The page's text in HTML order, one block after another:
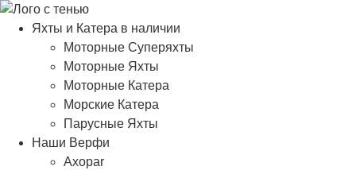
Яхты и Катера в наличии
Моторные Суперяхты
Моторные Яхты
Моторные Катера
Морские Катера
Парусные Яхты
Наши Верфи
Axopar